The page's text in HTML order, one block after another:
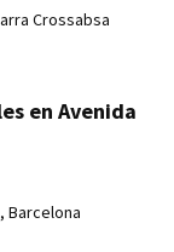
Crossabsa
en Avenida
Barcelona